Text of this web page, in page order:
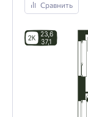
Сравнить